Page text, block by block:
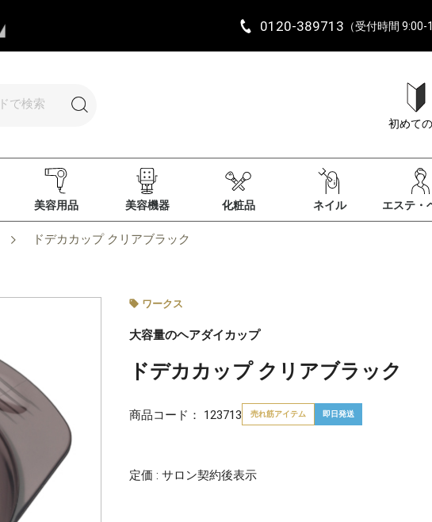
0120-389713 （受付時間 9:00-
初めて
美容用品 美容機器 化粧品 ネイル エステ・
ドデカカップ クリアブラック
ワークス
大容量のヘアダイカップ
ドデカカップ クリアブラック
商品コード： 123713 売れ筋アイテム 即日発送
定価 : サロン契約後表示